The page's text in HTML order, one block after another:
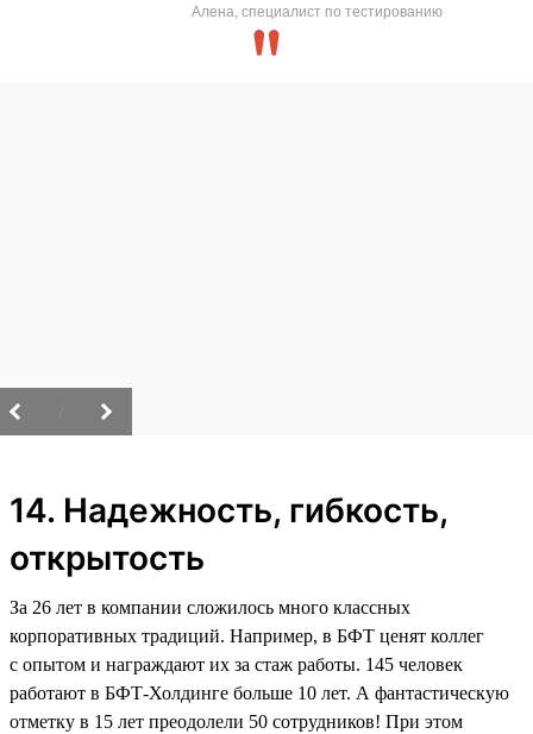
Алена, специалист по тестированию
14. Надежность, гибкость,
открытость
За 26 лет в компании сложилось много классных
корпоративных традиций. Например, в БФТ ценят коллег
с опытом и награждают их за стаж работы. 145 человек
работают в БФТ-Холдинге больше 10 лет. А фантастическую
отметку в 15 лет преодолели 50 сотрудников! При этом